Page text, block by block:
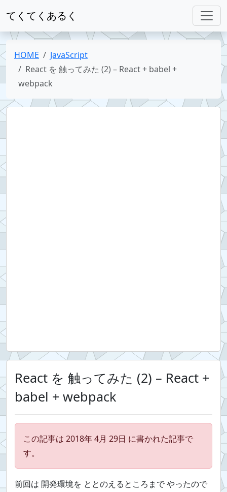
てくてくあるく
HOME
JavaScript
React を 触ってみた (2) – React + babel +
webpack
React を 触ってみた (2) – React +
babel + webpack
この記事は 2018年 4月 29日 に書かれた記事で
す。
前回は 開発環境を ととのえるところまで やったので